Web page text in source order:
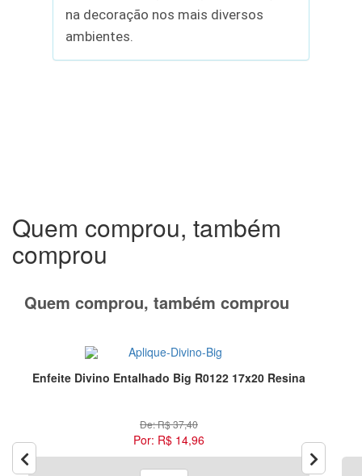
na decoração nos mais diversos
ambientes.
Quem comprou, também
comprou
Quem comprou, também comprou
Enfeite Divino Entalhado Big R0122 17x20 Resina
De: R$ 37,40
Por: R$ 14,96